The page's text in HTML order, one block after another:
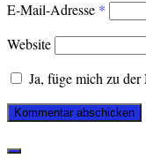
E-Mail-Adresse *
Website
Ja, füge mich zu